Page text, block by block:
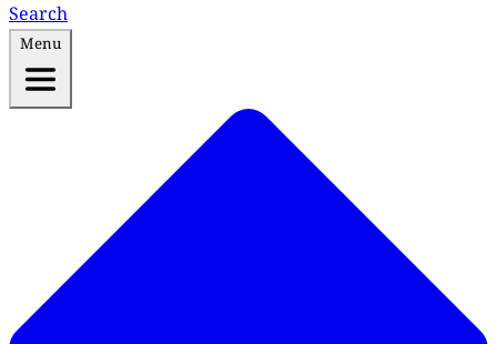
Search
Menu